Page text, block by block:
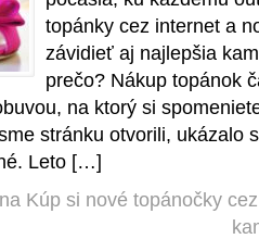
topánky cez internet a
závidieť aj najlepšia
prečo? Nákup topánok
na ktorý si
stránku otvorili, ukázalo
Leto […]
na Kúp si nové topánočky